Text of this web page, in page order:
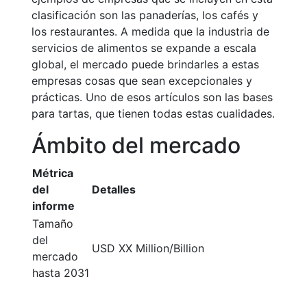
clasificación son las panaderías, los cafés y
los restaurantes. A medida que la industria de
servicios de alimentos se expande a escala
global, el mercado puede brindarles a estas
empresas cosas que sean excepcionales y
prácticas. Uno de esos artículos son las bases
para tartas, que tienen todas estas cualidades.
Ámbito del mercado
Métrica
del
informe
Detalles
Tamaño
del
mercado
hasta 2031
USD XX Million/Billion